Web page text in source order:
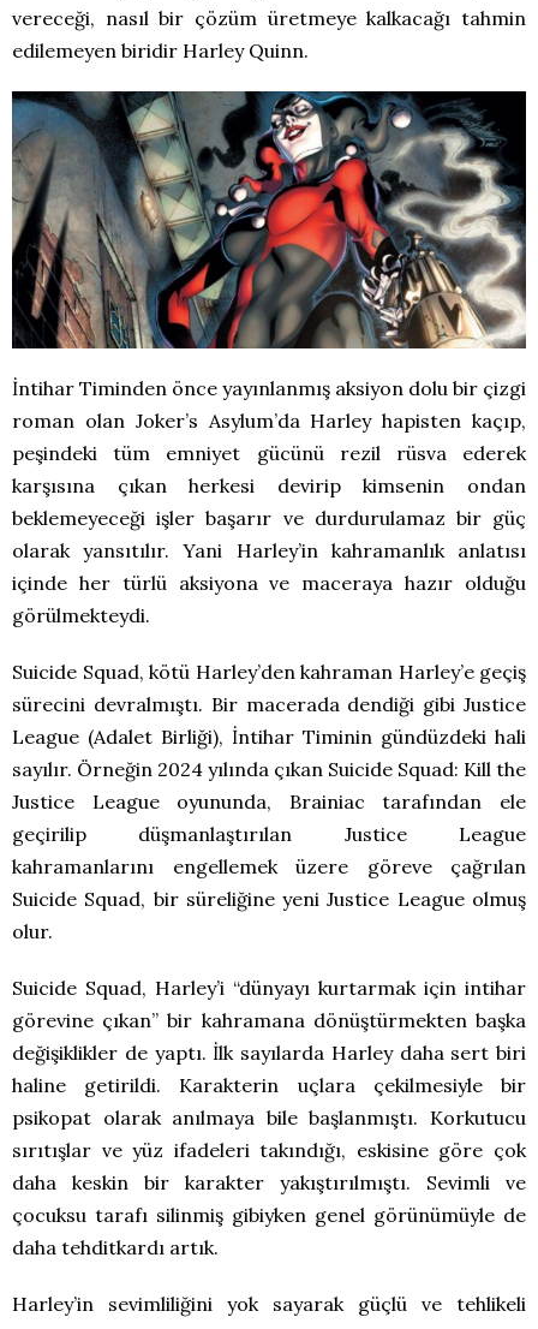
vereceği, nasıl bir çözüm üretmeye kalkacağı tahmin
edilemeyen biridir Harley Quinn.
İntihar Timinden önce yayınlanmış aksiyon dolu bir çizgi
roman olan Joker’s Asylum’da Harley hapisten kaçıp,
peşindeki tüm emniyet gücünü rezil rüsva ederek
karşısına çıkan herkesi devirip kimsenin ondan
beklemeyeceği işler başarır ve durdurulamaz bir güç
olarak yansıtılır. Yani Harley’in kahramanlık anlatısı
içinde her türlü aksiyona ve maceraya hazır olduğu
görülmekteydi.
Suicide Squad, kötü Harley’den kahraman Harley’e geçiş
sürecini devralmıştı. Bir macerada dendiği gibi Justice
League (Adalet Birliği), İntihar Timinin gündüzdeki hali
sayılır. Örneğin 2024 yılında çıkan Suicide Squad: Kill the
Justice League oyununda, Brainiac tarafından ele
geçirilip düşmanlaştırılan Justice League
kahramanlarını engellemek üzere göreve çağrılan
Suicide Squad, bir süreliğine yeni Justice League olmuş
olur.
Suicide Squad, Harley’i “dünyayı kurtarmak için intihar
görevine çıkan” bir kahramana dönüştürmekten başka
değişiklikler de yaptı. İlk sayılarda Harley daha sert biri
haline getirildi. Karakterin uçlara çekilmesiyle bir
psikopat olarak anılmaya bile başlanmıştı. Korkutucu
sırıtışlar ve yüz ifadeleri takındığı, eskisine göre çok
daha keskin bir karakter yakıştırılmıştı. Sevimli ve
çocuksu tarafı silinmiş gibiyken genel görünümüyle de
daha tehditkardı artık.
Harley’in sevimliliğini yok sayarak güçlü ve tehlikeli